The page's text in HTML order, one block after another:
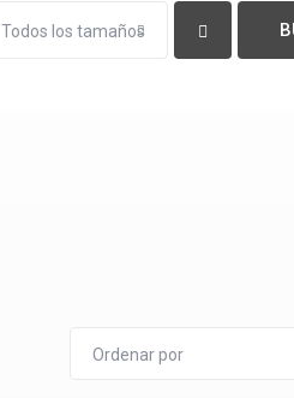
Todos los tamaños
Ordenar por